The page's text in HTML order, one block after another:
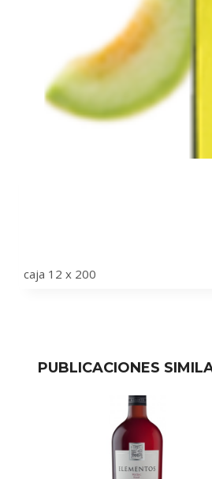
caja 12 x 200
PUBLICACIONES